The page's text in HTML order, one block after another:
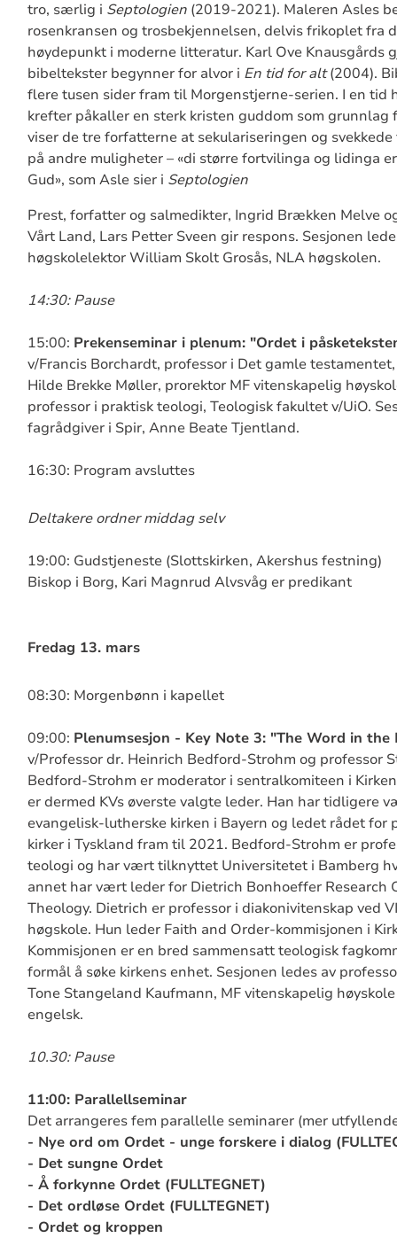
tro, særlig i Septologien(2019-2021). Maleren Asles
rosenkransen og trosbekjennelsen, delvis frikoplet fra
høydepunkt i moderne litteratur. Karl Ove Knausgårds
bibeltekster begynner for alvor i En tid for alt(2004).
flere tusen sider fram til Morgenstjerne-serien. I en tid
krefter påkaller en sterk kristen guddom som grunnlag
viser de tre forfatterne at sekulariseringen og
på andre muligheter – «di større fortvilinga og lidinga
Gud», som Asle sier i Septologien
Prest, forfatter og salmedikter, Ingrid Brækken Melve
Vårt Land, Lars Petter Sveen gir respons. Sesjonen
høgskolelektor William Skolt Grosås, NLA høgskolen.
14:30: Pause
15:00: Prekenseminar i plenum: "Ordet i
v/Francis Borchardt, professor i Det gamle
Hilde Brekke Møller, prorektor MF vitenskapelig
professor i praktisk teologi, Teologisk fakultet v/UiO.
fagrådgiver i Spir, Anne Beate Tjentland.
16:30: Program avsluttes
Deltakere ordner middag selv
19:00: Gudstjeneste (Slottskirken, Akershus festning)
Biskop i Borg, Kari Magnrud Alvsvåg er predikant
Fredag 13. mars
08:30: Morgenbønn i kapellet
09:00: Plenumsesjon - Key Note 3: "The Word in the
v/Professor dr. Heinrich Bedford-Strohm og professor
Bedford-Strohm er moderator i sentralkomiteen i
er dermed KVs øverste valgte leder. Han har tidligere
evangelisk-lutherske kirken i Bayern og ledet rådet for
kirker i Tyskland fram til 2021. Bedford-Strohm er
teologi og har vært tilknyttet Universitetet i Bamberg
annet har vært leder for Dietrich Bonhoeffer Research
Theology. Dietrich er professor i diakonivitenskap ved
høgskole. Hun leder Faith and Order-kommisjonen i
Kommisjonen er en bred sammensatt teologisk
formål å søke kirkens enhet. Sesjonen ledes av
Tone Stangeland Kaufmann, MF vitenskapelig
engelsk.
10.30: Pause
11:00: Parallellseminar
Det arrangeres fem parallelle seminarer (mer
- Nye ord om Ordet - unge forskere i dialog
- Det sungne Ordet
- Å forkynne Ordet (FULLTEGNET)
- Det ordløse Ordet (FULLTEGNET)
- Ordet og kroppen